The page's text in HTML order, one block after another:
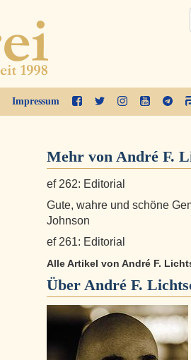
Impressum
Mehr von André F.
ef 262: Editorial
Gute, wahre und schöne
Johnson
ef 261: Editorial
Alle Artikel von André F.
Über André F.